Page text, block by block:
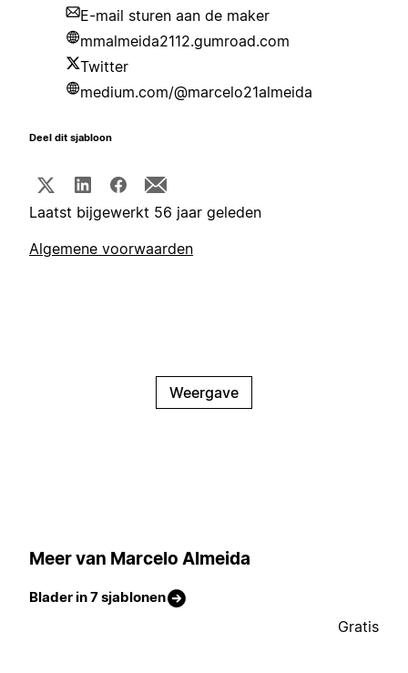
E-mail sturen aan de maker
mmalmeida2112.gumroad.com
Twitter
medium.com/@marcelo21almeida
Deel dit sjabloon
Laatst bijgewerkt 56 jaar geleden
Algemene voorwaarden
Weergave
Meer van Marcelo Almeida
Blader in 7 sjablonen
Gratis